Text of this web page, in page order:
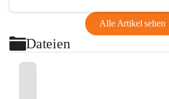
Alle Artikel sehen
Dateien